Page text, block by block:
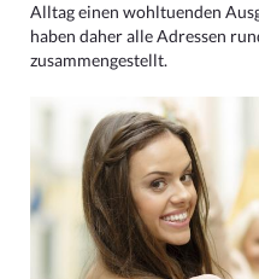
Alltag einen wohltuenden
haben daher alle Adressen
zusammengestellt.